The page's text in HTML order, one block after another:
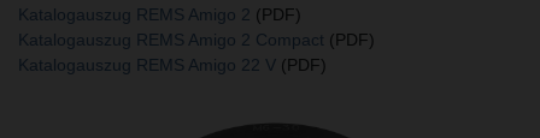
Katalogauszug REMS Amigo 2 (PDF)
Katalogauszug REMS Amigo 2 Compact (PDF)
Katalogauszug REMS Amigo 22 V (PDF)